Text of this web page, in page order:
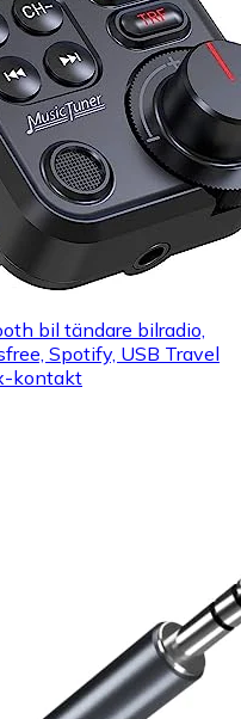
bil tändare bilradio,
Spotify, USB Travel
kontakt